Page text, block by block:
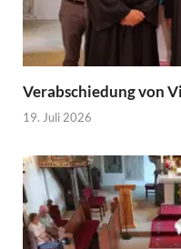
Verabschiedung von
19. Juli 2026